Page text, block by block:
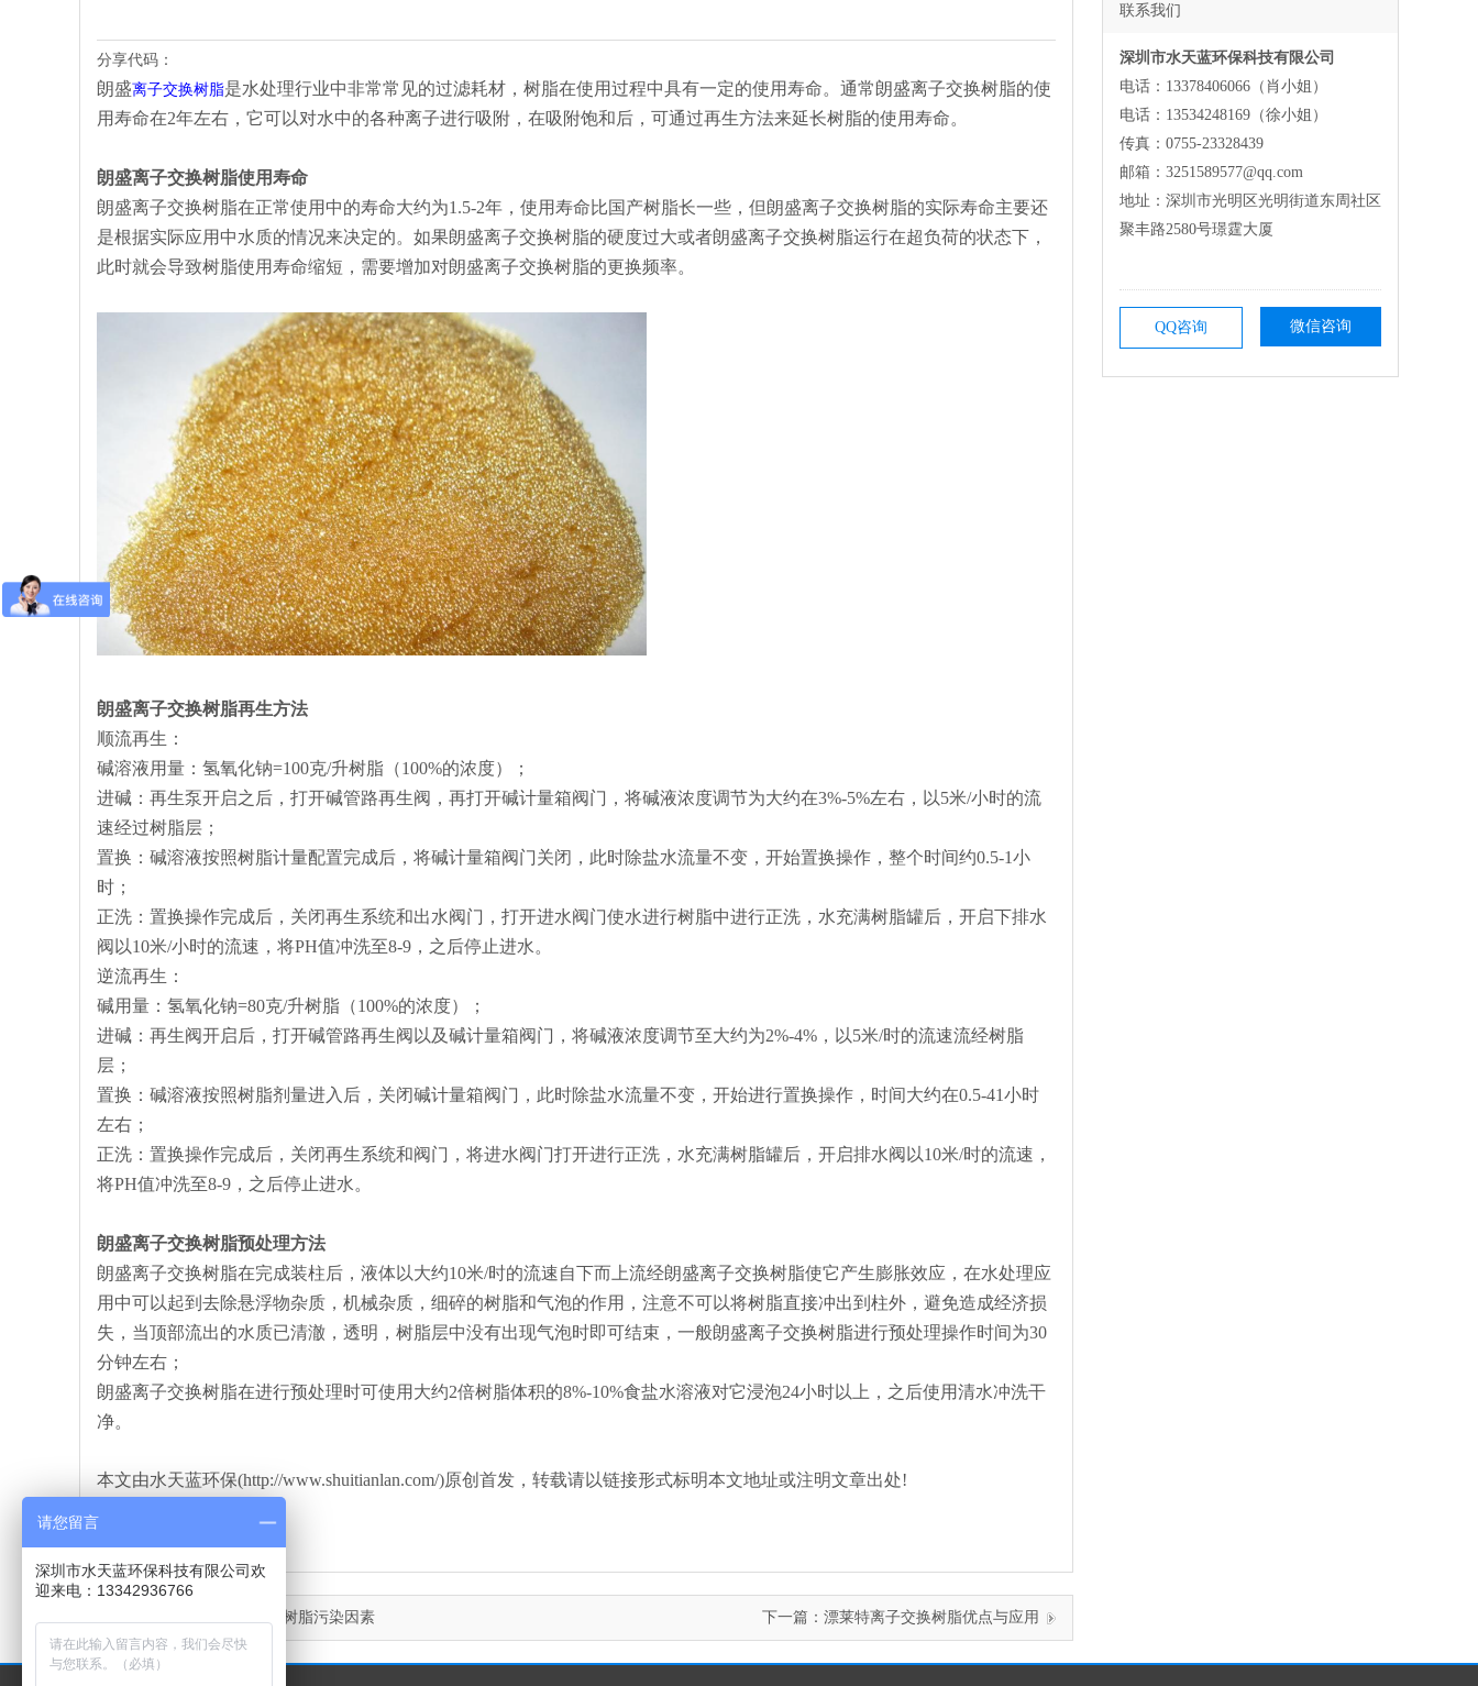
分享代码：
朗盛离子交换树脂是水处理行业中非常常见的过滤耗材，树脂在使用过程中具有一定的使用寿命。通常朗盛离子交换树脂的使
用寿命在2年左右，它可以对水中的各种离子进行吸附，在吸附饱和后，可通过再生方法来延长树脂的使用寿命。
朗盛离子交换树脂使用寿命
朗盛离子交换树脂在正常使用中的寿命大约为1.5-2年，使用寿命比国产树脂长一些，但朗盛离子交换树脂的实际寿命主要还
是根据实际应用中水质的情况来决定的。如果朗盛离子交换树脂的硬度过大或者朗盛离子交换树脂运行在超负荷的状态下，
此时就会导致树脂使用寿命缩短，需要增加对朗盛离子交换树脂的更换频率。
朗盛离子交换树脂再生方法
顺流再生：
碱溶液用量：氢氧化钠=100克/升树脂（100%的浓度）；
进碱：再生泵开启之后，打开碱管路再生阀，再打开碱计量箱阀门，将碱液浓度调节为大约在3%-5%左右，以5米/小时的流
速经过树脂层；
置换：碱溶液按照树脂计量配置完成后，将碱计量箱阀门关闭，此时除盐水流量不变，开始置换操作，整个时间约0.5-1小
时；
正洗：置换操作完成后，关闭再生系统和出水阀门，打开进水阀门使水进行树脂中进行正洗，水充满树脂罐后，开启下排水
阀以10米/小时的流速，将PH值冲洗至8-9，之后停止进水。
逆流再生：
碱用量：氢氧化钠=80克/升树脂（100%的浓度）；
进碱：再生阀开启后，打开碱管路再生阀以及碱计量箱阀门，将碱液浓度调节至大约为2%-4%，以5米/时的流速流经树脂
层；
置换：碱溶液按照树脂剂量进入后，关闭碱计量箱阀门，此时除盐水流量不变，开始进行置换操作，时间大约在0.5-41小时
左右；
正洗：置换操作完成后，关闭再生系统和阀门，将进水阀门打开进行正洗，水充满树脂罐后，开启排水阀以10米/时的流速，
将PH值冲洗至8-9，之后停止进水。
朗盛离子交换树脂预处理方法
朗盛离子交换树脂在完成装柱后，液体以大约10米/时的流速自下而上流经朗盛离子交换树脂使它产生膨胀效应，在水处理应
用中可以起到去除悬浮物杂质，机械杂质，细碎的树脂和气泡的作用，注意不可以将树脂直接冲出到柱外，避免造成经济损
失，当顶部流出的水质已清澈，透明，树脂层中没有出现气泡时即可结束，一般朗盛离子交换树脂进行预处理操作时间为30
分钟左右；
朗盛离子交换树脂在进行预处理时可使用大约2倍树脂体积的8%-10%食盐水溶液对它浸泡24小时以上，之后使用清水冲洗干
净。
本文由水天蓝环保(http://www.shuitianlan.com/)原创首发，转载请以链接形式标明本文地址或注明文章出处!
漂莱特离子交换树脂污染因素 下一篇： 漂莱特离子交换树脂优点与应用
联系我们
深圳市水天蓝环保科技有限公司
电话：13378406066（肖小姐）
电话：13534248169（徐小姐）
传真：0755-23328439
邮箱：3251589577@qq.com
地址：深圳市光明区光明街道东周社区
聚丰路2580号璟霆大厦
QQ咨询 微信咨询
请您留言
深圳市水天蓝环保科技有限公司欢
迎来电：13342936766